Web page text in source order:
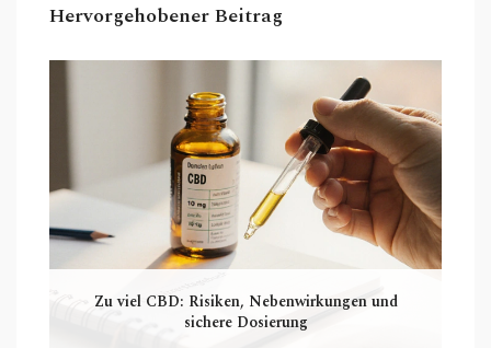
Hervorgehobener Beitrag
Zu viel CBD: Risiken, Nebenwirkungen und
sichere Dosierung